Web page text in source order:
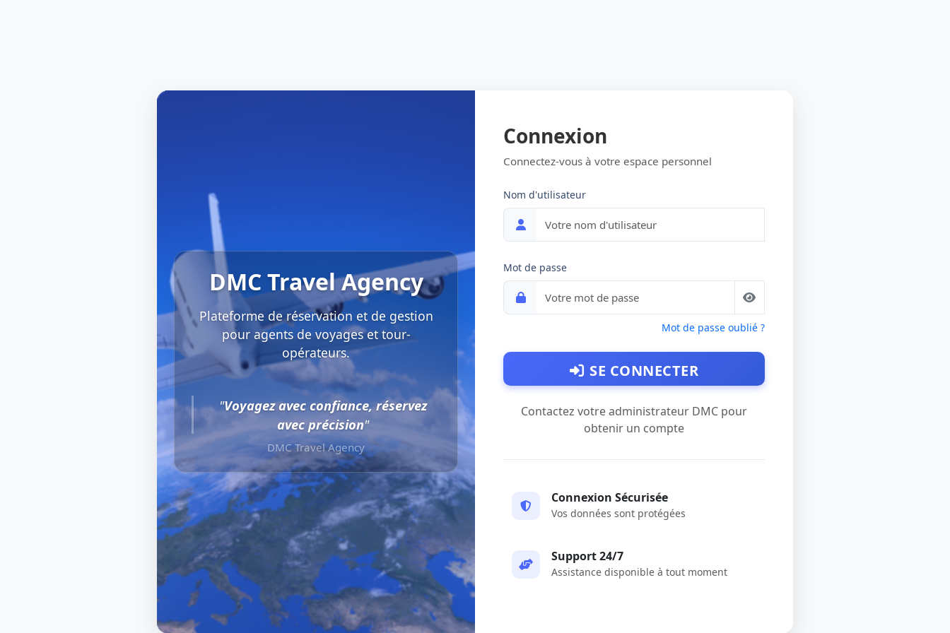
DMC Travel Agency
Plateforme de réservation et de gestion
pour agents de voyages et tour-
opérateurs.
"Voyagez avec confiance, réservez
avec précision"
DMC Travel Agency
Connexion
Connectez-vous à votre espace personnel
Nom d'utilisateur
Mot de passe
Mot de passe oublié ?
SE CONNECTER
Contactez votre administrateur DMC pour
obtenir un compte
Connexion Sécurisée
Vos données sont protégées
Support 24/7
Assistance disponible à tout moment